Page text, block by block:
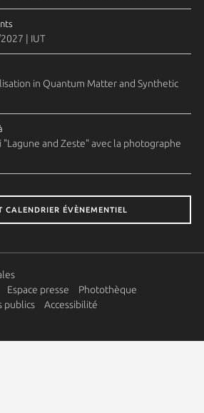
| IUT
in Quantum Matter and Synthetic
"Lagune and Zeste" avec la photographe
CALENDRIER ÉVÈNEMENTIEL
Espace presse
Photothèque
publics Accessibilité